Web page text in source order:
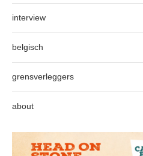
interview
belgisch
grensverleggers
about